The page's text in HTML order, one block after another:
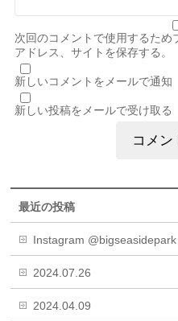
次回のコメントで使用するた
アドレス、サイトを保存する。
新しいコメントをメールで通知
新しい投稿をメールで受け取る
最近の投稿
Instagram
2024.07.26
2024.04.09